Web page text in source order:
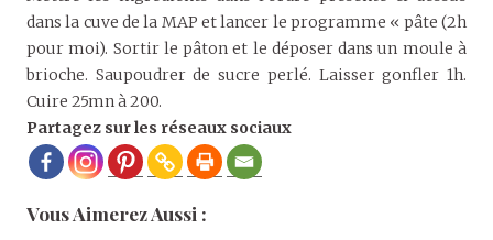
dans la cuve de la MAP et lancer le programme « pâte (2h
pour moi). Sortir le pâton et le déposer dans un moule à
brioche. Saupoudrer de sucre perlé. Laisser gonfler 1h.
Cuire 25mn à 200.
Partagez sur les réseaux sociaux
Vous Aimerez Aussi :